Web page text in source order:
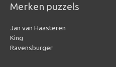
Merken puzzels
Jan van Haasteren
King
Ravensburger